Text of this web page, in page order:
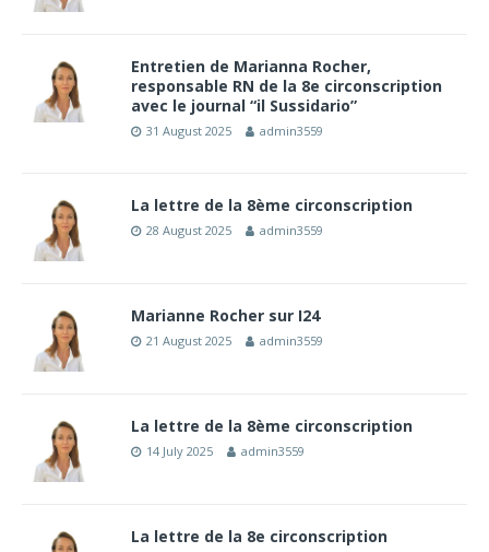
Entretien de Marianna Rocher,
responsable RN de la 8e circonscription
avec le journal “il Sussidario”
31 August 2025 admin3559
La lettre de la 8ème circonscription
28 August 2025 admin3559
Marianne Rocher sur I24
21 August 2025 admin3559
La lettre de la 8ème circonscription
14 July 2025 admin3559
La lettre de la 8e circonscription